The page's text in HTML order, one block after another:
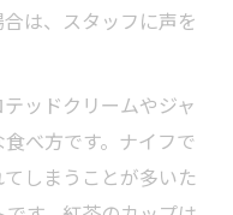
は、スタッフに声を
ッドクリームやジャ
べ方です。ナイフで
しまうことが多いた